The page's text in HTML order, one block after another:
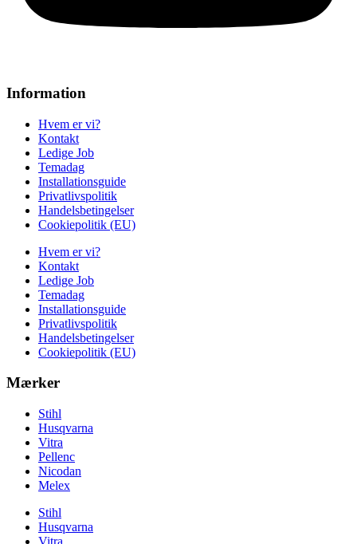
Information
Hvem er vi?
Kontakt
Ledige Job
Temadag
Installationsguide
Privatlivspolitik
Handelsbetingelser
Cookiepolitik (EU)
Hvem er vi?
Kontakt
Ledige Job
Temadag
Installationsguide
Privatlivspolitik
Handelsbetingelser
Cookiepolitik (EU)
Mærker
Stihl
Husqvarna
Vitra
Pellenc
Nicodan
Melex
Stihl
Husqvarna
Vitra